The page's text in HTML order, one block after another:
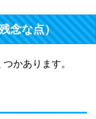
念な点）
かあります。